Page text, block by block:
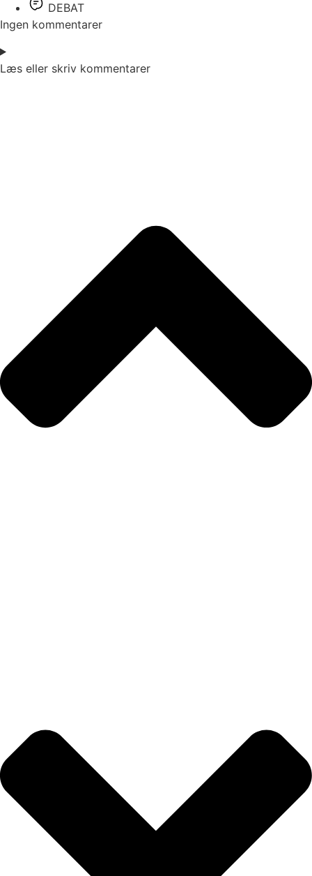
DEBAT
Ingen kommentarer
Læs eller skriv kommentarer